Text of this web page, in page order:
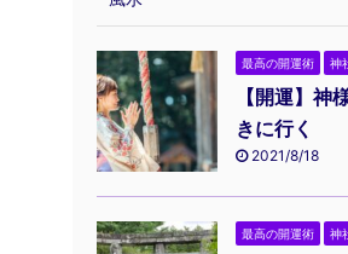
最高の開運術 神
【開運】神
きに行く
2021/8/18
最高の開運術 神